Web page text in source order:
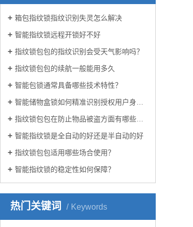
箱包指纹锁指纹识别失灵怎么解决
智能指纹锁远程开锁好不好
指纹锁包包的指纹识别会受天气影响吗？
指纹锁包包的续航一般能用多久
智能包锁通常具备哪些技术特性？
智能储物盒锁如何精准识别授权用户身份？
指纹锁包包在防止物品被盗方面有哪些优势？
智能指纹锁是全自动的好还是半自动的好
指纹锁包包适用哪些场合使用？
智能指纹锁的稳定性如何保障？
热门关键词 Keywords